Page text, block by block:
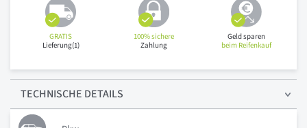
GRATIS
Lieferung(1)
100% sichere
Zahlung
Geld sparen
beim Reifenkauf
TECHNISCHE DETAILS